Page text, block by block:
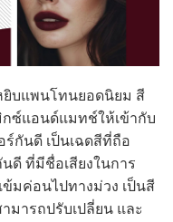
บแพนโทนยอดนิยม สี
กซ์แอนด์แมทช์ให้เข้ากับ
ร์กันดี เป็นเฉดสีที่ถือ
ดี ที่มีชื่อเสียงในการ
มค่อนไปทางม่วง เป็นสี
มารถปรับเปลี่ยน และ